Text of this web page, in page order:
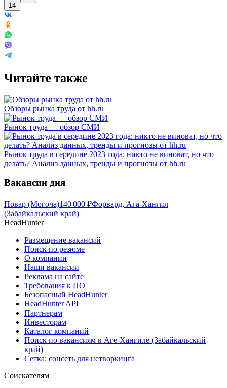
14
Читайте также
Обзоры рынка труда от hh.ru
Рынок труда — обзор СМИ
Рынок труда в середине 2023 года: никто не виноват, но что
делать? Анализ данных, тренды и прогнозы от hh.ru
Вакансии дня
Повар (Могоча)140 000 ₽Форвард, Ага-Хангил
(Забайкальский край)
HeadHunter
Размещение вакансий
Поиск по резюме
О компании
Наши вакансии
Реклама на сайте
Требования к ПО
Безопасный HeadHunter
HeadHunter API
Партнерам
Инвесторам
Каталог компаний
Поиск по вакансиям в Аге-Хангиле (Забайкальский
край)
Сетка: соцсеть для нетворкинга
Соискателям